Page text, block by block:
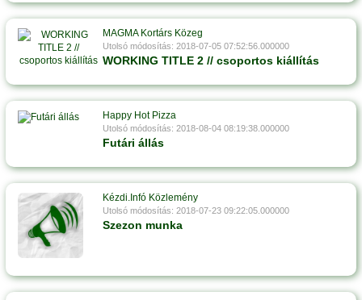
MAGMA Kortárs Közeg
Utolsó módosítás: 2018-07-05 07:52:56.000000
WORKING TITLE 2 // csoportos kiállítás
Happy Hot Pizza
Utolsó módosítás: 2018-08-04 08:19:38.000000
Futári állás
Kézdi.Infó Közlemény
Utolsó módosítás: 2018-07-23 09:22:05.000000
Szezon munka